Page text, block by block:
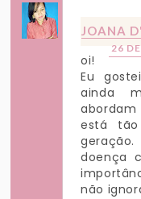
JOANA
26
oi!
Eu
ainda
abordam
está
doença
não